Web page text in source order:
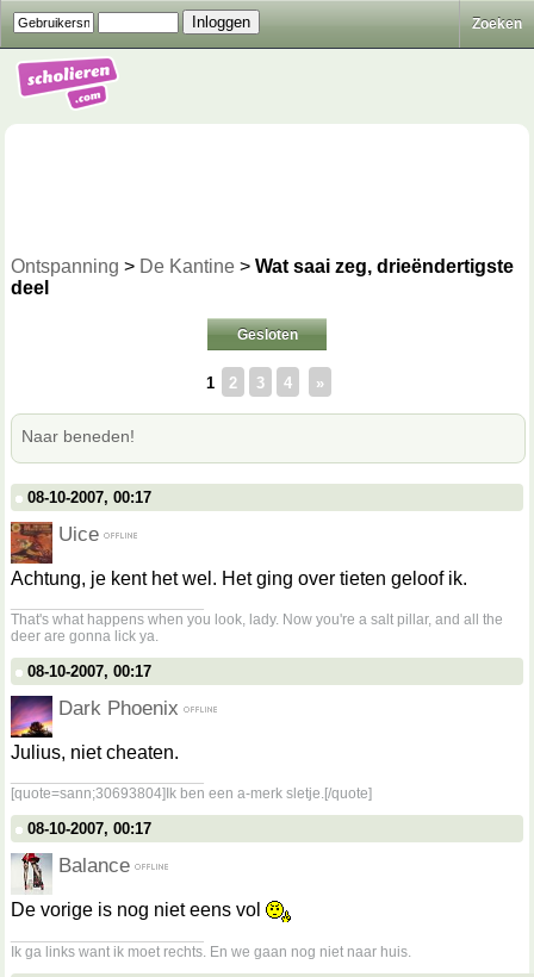
Zoeken
Ontspanning > De Kantine > Wat saai zeg, drieëndertigste
deel
Gesloten
1 2 3 4 »
Naar beneden!
08-10-2007, 00:17
Uice
Achtung, je kent het wel. Het ging over tieten geloof ik.
That's what happens when you look, lady. Now you're a salt pillar, and all the
deer are gonna lick ya.
08-10-2007, 00:17
Dark Phoenix
Julius, niet cheaten.
[quote=sann;30693804]Ik ben een a-merk sletje.[/quote]
08-10-2007, 00:17
Balance
De vorige is nog niet eens vol
Ik ga links want ik moet rechts. En we gaan nog niet naar huis.